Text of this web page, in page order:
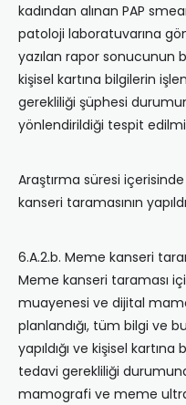
kadından alınan PAP
patoloji laboratuvarına
yazılan rapor sonucunun
kişisel kartına bilgilerin
gerekliliği şüphesi
yönlendirildiği tespit
Araştırma süresi
kanseri taramasının
6.A.2.b. Meme kanseri
Meme kanseri taraması
muayenesi ve dijital
planlandığı, tüm bilgi ve
yapıldığı ve kişisel
tedavi gerekliliği
mamografi ve meme